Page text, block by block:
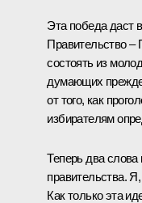
Эта победа даст
Правительство –
состоять из
думающих прежде
от того, как
избирателям
Теперь два слова
правительства.
Как только эта